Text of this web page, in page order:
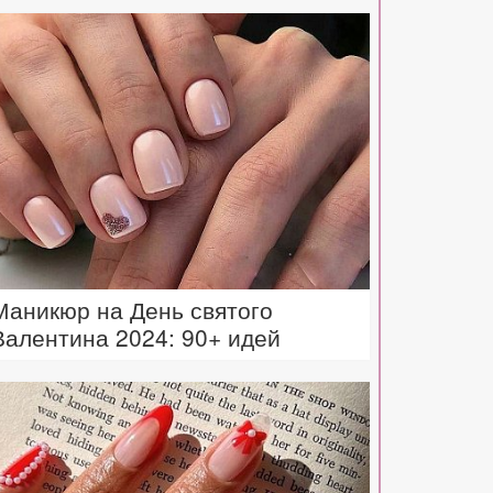
на День святого
2024: 90+ идей